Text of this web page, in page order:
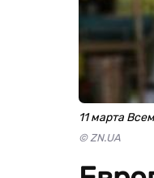
11 марта
© ZN.UA